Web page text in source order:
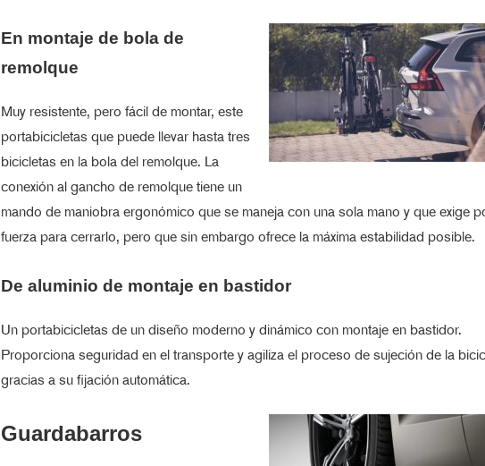
En montaje de bola de
remolque
Muy resistente, pero fácil de montar, este
portabicicletas que puede llevar hasta tres
bicicletas en la bola del remolque. La
conexión al gancho de remolque tiene un
mando de maniobra ergonómico que se maneja con una sola mano y que exige
fuerza para cerrarlo, pero que sin embargo ofrece la máxima estabilidad posible.
De aluminio de montaje en bastidor
Un portabicicletas de un diseño moderno y dinámico con montaje en bastidor.
Proporciona seguridad en el transporte y agiliza el proceso de sujeción de la
gracias a su fijación automática.
Guardabarros